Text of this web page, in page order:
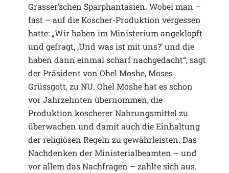
Grasser’schen Sparphantasien. Wobei man –
fast – auf die Koscher-Produktion vergessen
hatte: „Wir haben im Ministerium angeklopft
und gefragt, ,Und was ist mit uns?‘ und die
haben dann einmal scharf nachgedacht“, sagt
der Präsident von Ohel Moshe, Moses
Grüssgott, zu NU. Ohel Moshe hat es schon
vor Jahrzehnten übernommen, die
Produktion koscherer Nahrungsmittel zu
überwachen und damit auch die Einhaltung
der religiösen Regeln zu gewährleisten. Das
Nachdenken der Ministerialbeamten – und
vor allem das Nachfragen – zahlte sich aus.